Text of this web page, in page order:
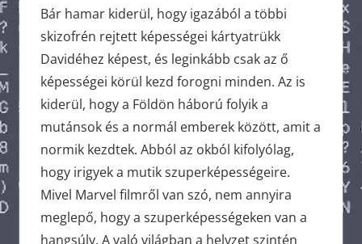
Bár hamar kiderül, hogy igazából a többi
skizofrén rejtett képességei kártyatrükk
Davidéhez képest, és leginkább csak az ő
képességei körül kezd forogni minden. Az is
kiderül, hogy a Földön háború folyik a
mutánsok és a normál emberek között, amit a
normik kezdtek. Abból az okból kifolyólag,
hogy irigyek a mutik szuperképességeire.
Mivel Marvel filmről van szó, nem annyira
meglepő, hogy a szuperképességeken van a
hangsúly. A való világban a helyzet szintén